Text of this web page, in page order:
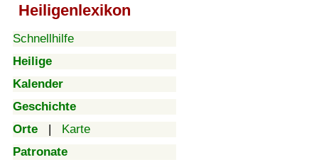
Heiligenlexikon
Schnellhilfe
Heilige
Kalender
Geschichte
Orte | Karte
Patronate